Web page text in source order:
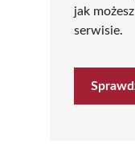
jak
serwisie.